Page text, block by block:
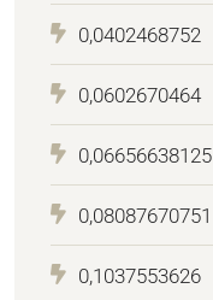
0,0402468752
0,0602670464
0,06656638125
0,08087670751
0,1037553626